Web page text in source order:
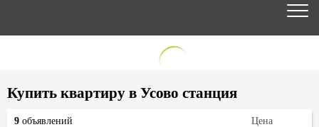
Купить квартиру в Усово станция
9 объявлений Цена